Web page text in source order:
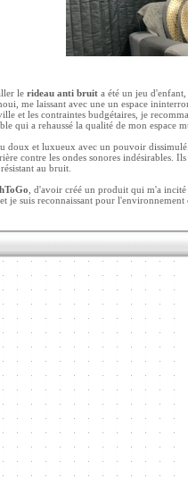
le rideau anti bruita été un jeu
me laissant avec une un espace
et les contraintes budgétaires, je
qui a rehaussé la qualité de mon espace
doux et luxueux avec un pouvoir
contre les ondes sonores indésirables.
au bruit.
, d'avoir créé un produit qui m'a
je suis reconnaissant pour